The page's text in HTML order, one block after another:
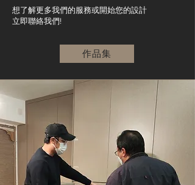
想了解更多我們的服務或開始您的設計
立即聯絡我們!
作品集